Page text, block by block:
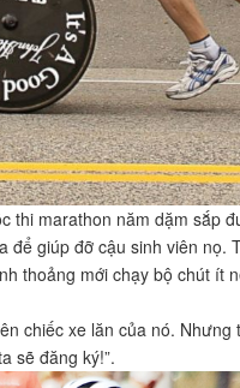
thi marathon năm dặm sắp
giúp đỡ cậu sinh viên nọ.
thoảng mới chạy bộ chút ít
chiếc xe lăn của nó.
sẽ đăng ký!”.